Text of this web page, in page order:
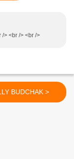
> <br /> <br />
MOLLY BUDCHAK >